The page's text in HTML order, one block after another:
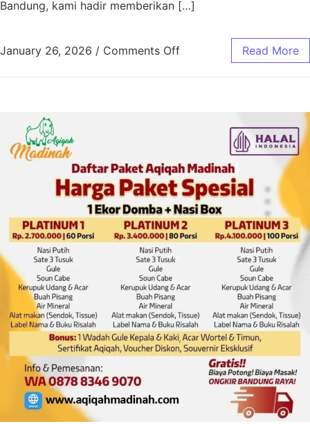
Bandung, kami hadir memberikan […]
January 26, 2026 / Comments Off Read More